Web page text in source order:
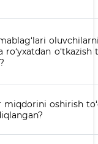
miqdorini oshirish